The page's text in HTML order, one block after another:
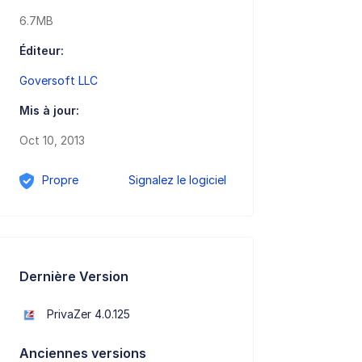
6.7MB
Éditeur:
Goversoft LLC
Mis à jour:
Oct 10, 2013
Propre Signalez le logiciel
Dernière Version
PrivaZer 4.0.125
Anciennes versions